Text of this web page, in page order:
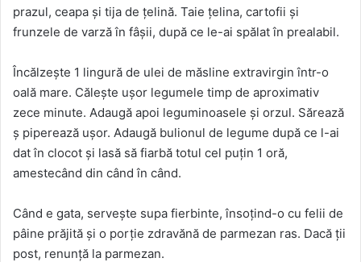
prazul, ceapa și tija de țelină. Taie țelina, cartofii și
frunzele de varză în fâșii, după ce le-ai spălat în prealabil.
Încălzește 1 lingură de ulei de măsline extravirgin într-o
oală mare. Călește ușor legumele timp de aproximativ
zece minute. Adaugă apoi leguminoasele și orzul. Sărează
ș piperează ușor. Adaugă bulionul de legume după ce l-ai
dat în clocot și lasă să fiarbă totul cel puțin 1 oră,
amestecând din când în când.
Când e gata, servește supa fierbinte, însoțind-o cu felii de
pâine prăjită și o porție zdravănă de parmezan ras. Dacă ții
post, renunță la parmezan.